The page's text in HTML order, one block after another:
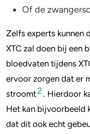
Of de
Zelfs experts kunnen
XTC zal doen bij een
bloedvaten tijdens
ervoor zorgen dat er
stroomt2. Hierdoor
Het kan bijvoorbeeld
dat dit ook echt